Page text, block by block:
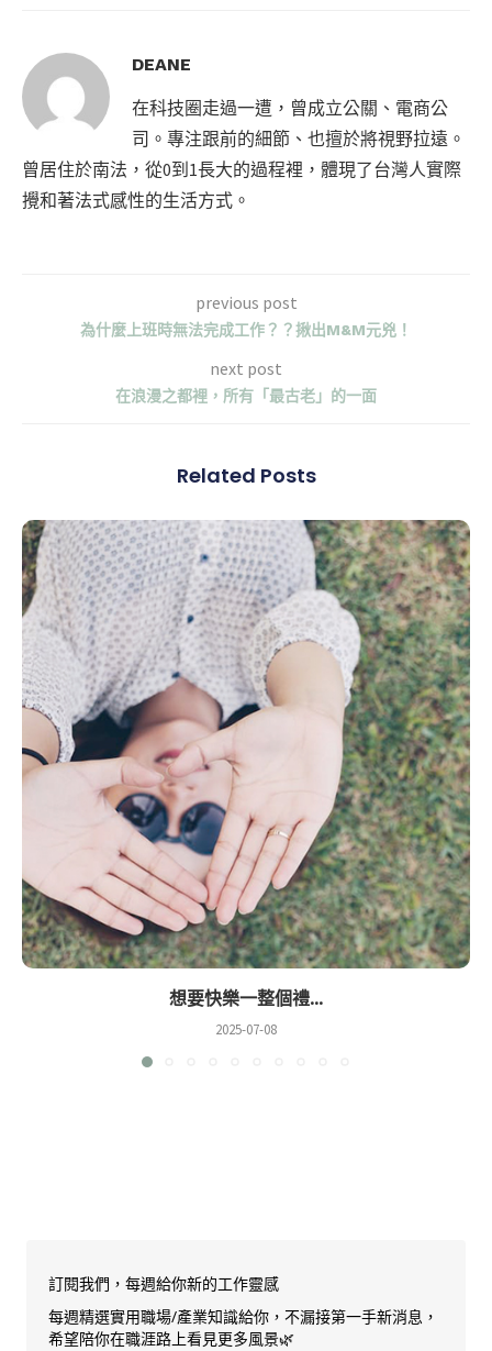
DEANE
在科技圈走過一遭，曾成立公關、電商公
司。專注跟前的細節、也擅於將視野拉遠。
曾居住於南法，從0到1長大的過程裡，體現了台灣人實際
攪和著法式感性的生活方式。
previous post
為什麼上班時無法完成工作？？揪出M&M元兇！
next post
在浪漫之都裡，所有「最古老」的一面
Related Posts
想要快樂一整個禮...
2025-07-08
訂閱我們，每週給你新的工作靈感
每週精選實用職場/產業知識給你，不漏接第一手新消息，
希望陪你在職涯路上看見更多風景🌿